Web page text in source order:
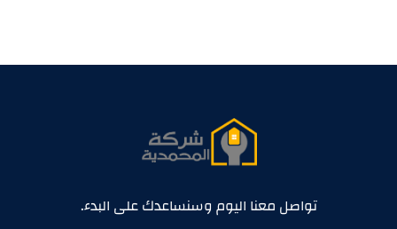
تواصل معنا اليوم وسنساعدك على البدء.